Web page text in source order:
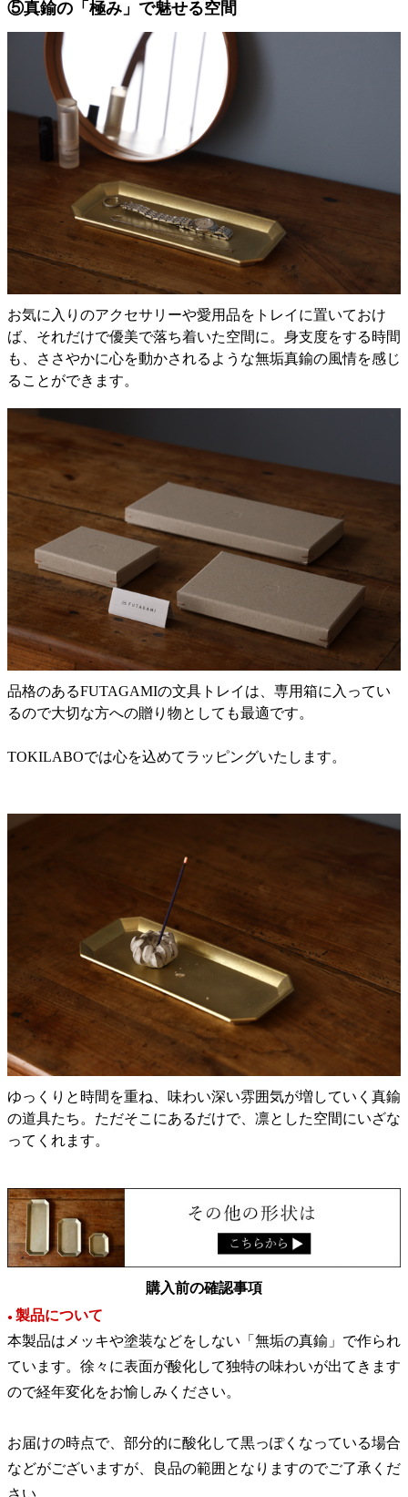
⑤真鍮の「極み」で魅せる空間
お気に入りのアクセサリーや愛用品をトレイに置いておけ
ば、それだけで優美で落ち着いた空間に。身支度をする時間
も、ささやかに心を動かされるような無垢真鍮の風情を感じ
ることができます。
品格のあるFUTAGAMIの文具トレイは、専用箱に入ってい
るので大切な方への贈り物としても最適です。
TOKILABOでは心を込めてラッピングいたします。
ゆっくりと時間を重ね、味わい深い雰囲気が増していく真鍮
の道具たち。ただそこにあるだけで、凛とした空間にいざな
ってくれます。
購入前の確認事項
● 製品について
本製品はメッキや塗装などをしない「無垢の真鍮」で作られ
ています。徐々に表面が酸化して独特の味わいが出てきます
ので経年変化をお愉しみください。
お届けの時点で、部分的に酸化して黒っぽくなっている場合
などがございますが、良品の範囲となりますのでご了承くだ
さい。